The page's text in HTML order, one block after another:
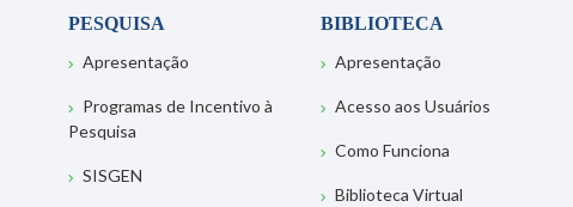
PESQUISA
Apresentação
Programas de Incentivo à
Pesquisa
SISGEN
BIBLIOTECA
Apresentação
Acesso aos Usuários
Como Funciona
Biblioteca Virtual